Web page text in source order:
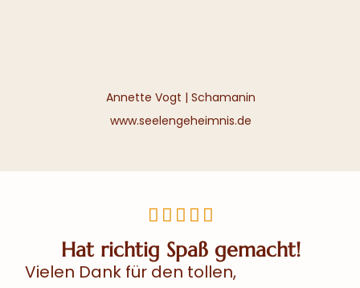
Annette Vogt | Schamanin
www.seelengeheimnis.de
    
Hat richtig Spaß gemacht!
Vielen Dank für den tollen,